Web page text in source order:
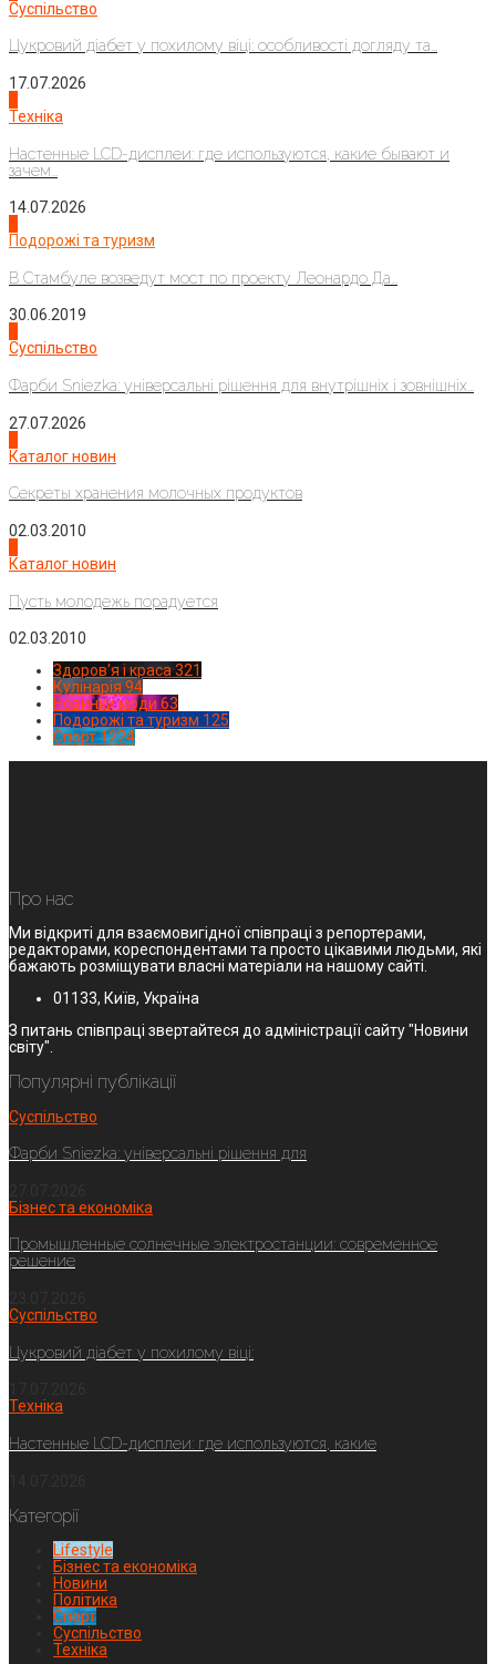
Суспільство
Цукровий діабет у похилому віці: особливості догляду та...
17.07.2026
Техніка
Настенные LCD-дисплеи: где используются, какие бывают и
зачем...
14.07.2026
Подорожі та туризм
В Стамбуле возведут мост по проекту Леонардо Да...
30.06.2019
Суспільство
Фарби Sniezka: універсальні рішення для внутрішніх і зовнішніх...
27.07.2026
Каталог новин
Секреты хранения молочных продуктов
02.03.2010
Каталог новин
Пусть молодежь порадуется
02.03.2010
Здоров'я і краса 321
Кулінарія 94
Новинки моди 63
Подорожі та туризм 125
Спорт1224
Про нас
Ми відкриті для взаємовигідної співпраці з репортерами,
редакторами, кореспондентами та просто цікавими людьми, які
бажають розміщувати власні матеріали на нашому сайті.
01133, Київ, Україна
З питань співпраці звертайтеся до адміністрації сайту "Новини
світу".
Популярні публікації
Суспільство
Фарби Sniezka: універсальні рішення для
Бізнес та економіка
Промышленные солнечные электростанции: современное
решение
Суспільство
Цукровий діабет у похилому віці:
Техніка
Настенные LCD-дисплеи: где используются, какие
Категорії
Lifestyle
Бізнес та економіка
Новини
Політика
Спорт
Суспільство
Техніка